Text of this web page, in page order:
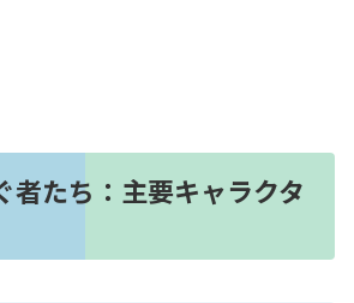
者たち：主要キャラクタ